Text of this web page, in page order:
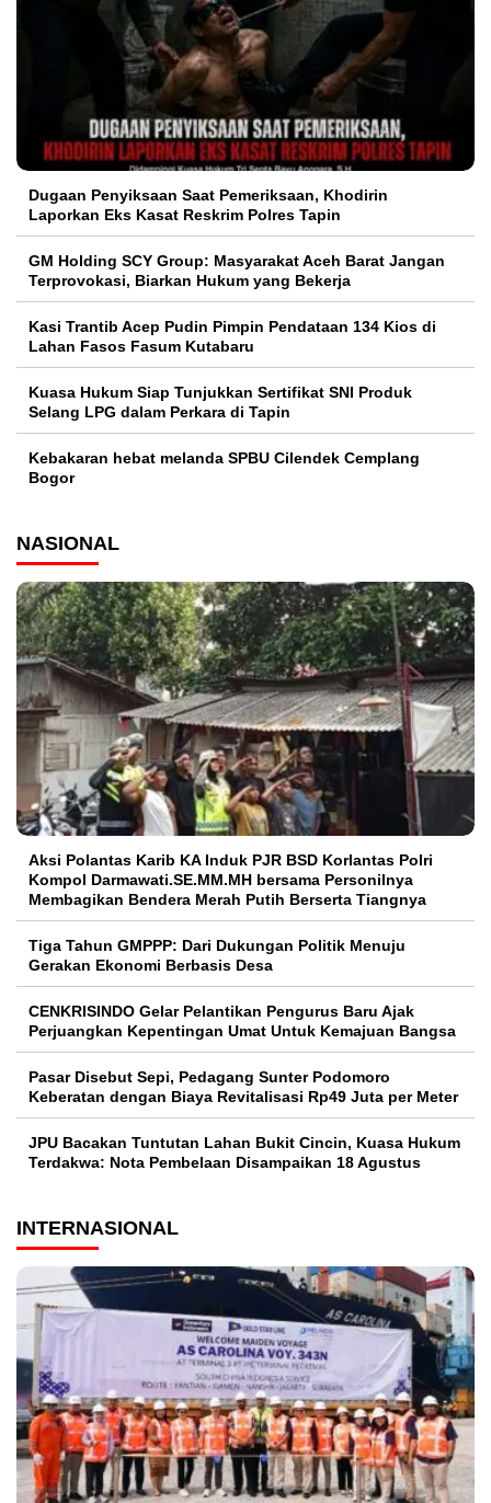
Dugaan Penyiksaan Saat Pemeriksaan, Khodirin
Laporkan Eks Kasat Reskrim Polres Tapin
GM Holding SCY Group: Masyarakat Aceh Barat Jangan
Terprovokasi, Biarkan Hukum yang Bekerja
Kasi Trantib Acep Pudin Pimpin Pendataan 134 Kios di
Lahan Fasos Fasum Kutabaru
Kuasa Hukum Siap Tunjukkan Sertifikat SNI Produk
Selang LPG dalam Perkara di Tapin
Kebakaran hebat melanda SPBU Cilendek Cemplang
Bogor
NASIONAL
Aksi Polantas Karib KA Induk PJR BSD Korlantas Polri
Kompol Darmawati.SE.MM.MH bersama Personilnya
Membagikan Bendera Merah Putih Berserta Tiangnya
Tiga Tahun GMPPP: Dari Dukungan Politik Menuju
Gerakan Ekonomi Berbasis Desa
CENKRISINDO Gelar Pelantikan Pengurus Baru Ajak
Perjuangkan Kepentingan Umat Untuk Kemajuan Bangsa
Pasar Disebut Sepi, Pedagang Sunter Podomoro
Keberatan dengan Biaya Revitalisasi Rp49 Juta per Meter
JPU Bacakan Tuntutan Lahan Bukit Cincin, Kuasa Hukum
Terdakwa: Nota Pembelaan Disampaikan 18 Agustus
INTERNASIONAL